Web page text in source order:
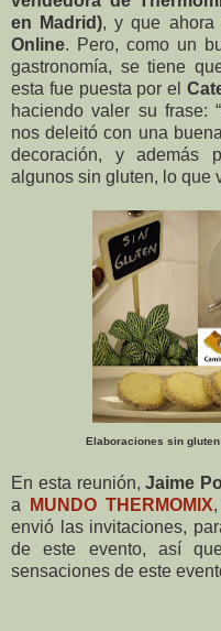
en Madrid), y que ahora
Online. Pero, como un
gastronomía, se tiene
esta fue puesta por el
haciendo valer su frase:
nos deleitó con una
decoración, y además
algunos sin gluten, lo que
Elaboraciones sin
En esta reunión,Jaime
a
MUNDO THERMOMIX
envió las invitaciones,
de este evento, así
sensaciones de este